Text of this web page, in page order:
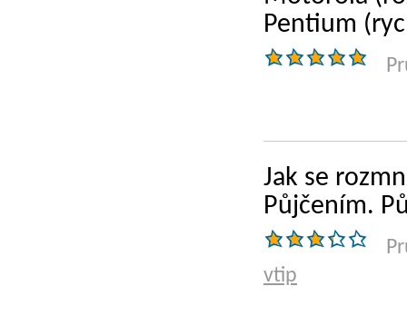
Pentium
Jak se
Půjčením.
vtip